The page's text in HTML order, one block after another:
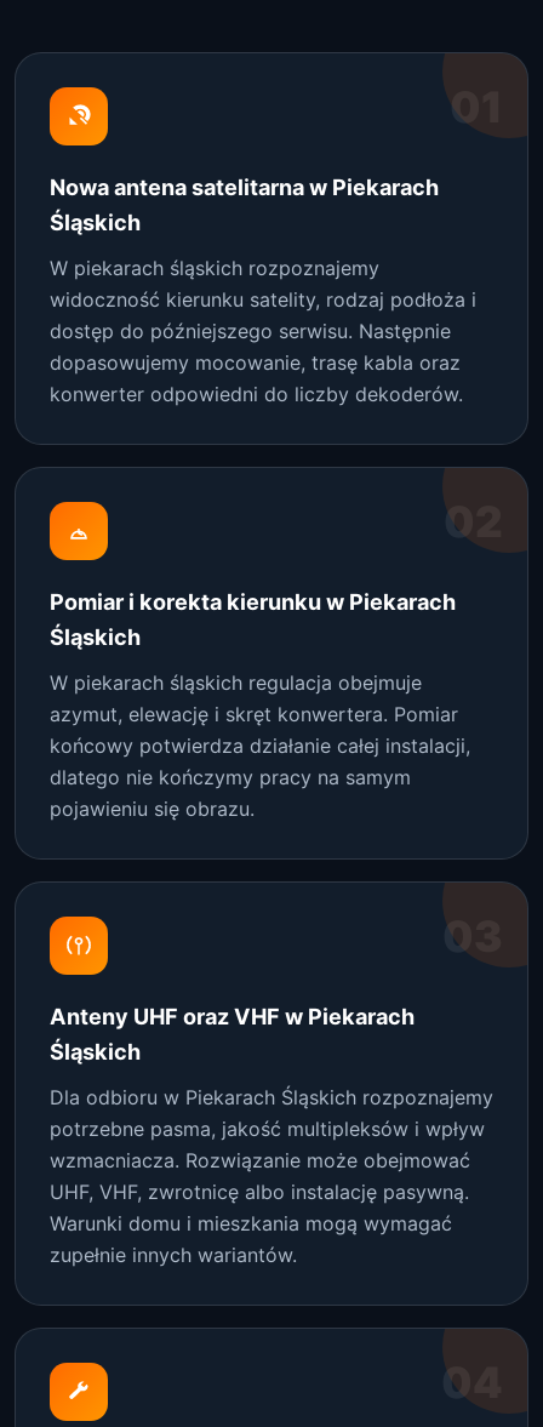
01
Nowa antena satelitarna w Piekarach
Śląskich
W piekarach śląskich rozpoznajemy
widoczność kierunku satelity, rodzaj podłoża i
dostęp do późniejszego serwisu. Następnie
dopasowujemy mocowanie, trasę kabla oraz
konwerter odpowiedni do liczby dekoderów.
02
Pomiar i korekta kierunku w Piekarach
Śląskich
W piekarach śląskich regulacja obejmuje
azymut, elewację i skręt konwertera. Pomiar
końcowy potwierdza działanie całej instalacji,
dlatego nie kończymy pracy na samym
pojawieniu się obrazu.
03
Anteny UHF oraz VHF w Piekarach
Śląskich
Dla odbioru w Piekarach Śląskich rozpoznajemy
potrzebne pasma, jakość multipleksów i wpływ
wzmacniacza. Rozwiązanie może obejmować
UHF, VHF, zwrotnicę albo instalację pasywną.
Warunki domu i mieszkania mogą wymagać
zupełnie innych wariantów.
04